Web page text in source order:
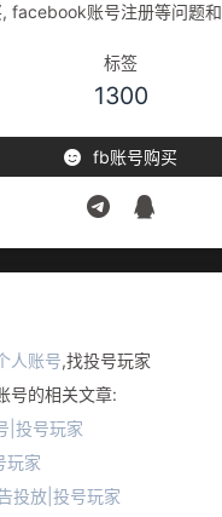
facebook账号注册等问题
标签
1300
fb账号购买
人账号,找投号玩家
号的相关文章:
|投号玩家
玩家
投放|投号玩家